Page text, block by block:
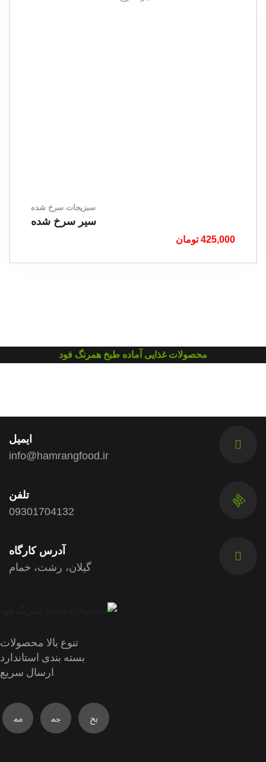
سبزیجات سرخ شده
سیر سرخ شده
425,000 تومان
محصولات غذایی آماده طبخ همرنگ فود
ایمیل
info@hamrangfood.ir
تلفن
09301704132
آدرس کارگاه
گیلان، رشت، خمام
تنوع بالا محصولات
بسته بندی استاندارد
ارسال سریع